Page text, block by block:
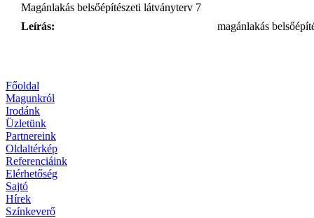
Magánlakás belsőépítészeti látványterv 7
Leírás:
magánlakás
Főoldal
Magunkról
Irodánk
Üzletünk
Partnereink
Oldaltérkép
Referenciáink
Elérhetőség
Sajtó
Hírek
Színkeverő